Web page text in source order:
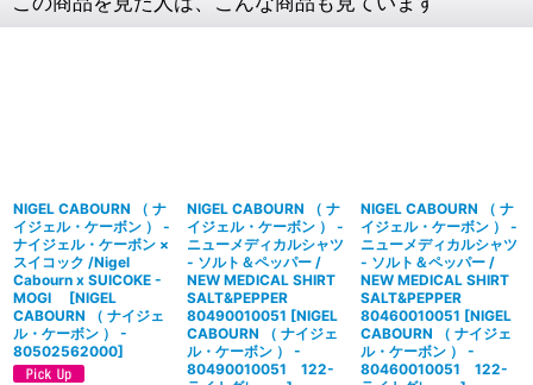
NIGEL CABOURN （ ナ
イジェル・ケーボン ） -
ナイジェル・ケーボン ×
スイコック /Nigel
Cabourn x SUICOKE -
MOGI
[NIGEL
CABOURN （ ナイジェ
ル・ケーボン ） -
80502562000]
NIGEL CABOURN （ ナ
イジェル・ケーボン ） -
ニューメディカルシャツ
- ソルト＆ペッパー /
NEW MEDICAL SHIRT
SALT&PEPPER
80490010051 [NIGEL
CABOURN （ ナイジェ
ル・ケーボン ） -
80490010051 122-
NIGEL CABOURN （ ナ
イジェル・ケーボン ） -
ニューメディカルシャツ
- ソルト＆ペッパー /
NEW MEDICAL SHIRT
SALT&PEPPER
80460010051 [NIGEL
CABOURN （ ナイジェ
ル・ケーボン ） -
80460010051 122-